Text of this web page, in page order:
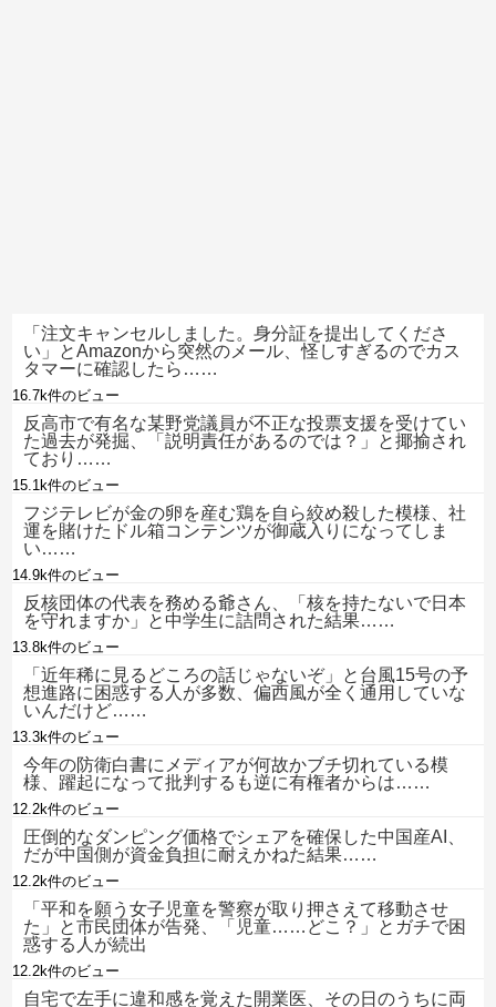
「注文キャンセルしました。身分証を提出してくださ
い」とAmazonから突然のメール、怪しすぎるのでカス
タマーに確認したら……
16.7k件のビュー
反高市で有名な某野党議員が不正な投票支援を受けてい
た過去が発掘、「説明責任があるのでは？」と揶揄され
ており……
15.1k件のビュー
フジテレビが金の卵を産む鶏を自ら絞め殺した模様、社
運を賭けたドル箱コンテンツが御蔵入りになってしま
い……
14.9k件のビュー
反核団体の代表を務める爺さん、「核を持たないで日本
を守れますか」と中学生に詰問された結果……
13.8k件のビュー
「近年稀に見るどころの話じゃないぞ」と台風15号の予
想進路に困惑する人が多数、偏西風が全く通用していな
いんだけど……
13.3k件のビュー
今年の防衛白書にメディアが何故かブチ切れている模
様、躍起になって批判するも逆に有権者からは……
12.2k件のビュー
圧倒的なダンピング価格でシェアを確保した中国産AI、
だが中国側が資金負担に耐えかねた結果……
12.2k件のビュー
「平和を願う女子児童を警察が取り押さえて移動させ
た」と市民団体が告発、「児童……どこ？」とガチで困
惑する人が続出
12.2k件のビュー
自宅で左手に違和感を覚えた開業医、その日のうちに両